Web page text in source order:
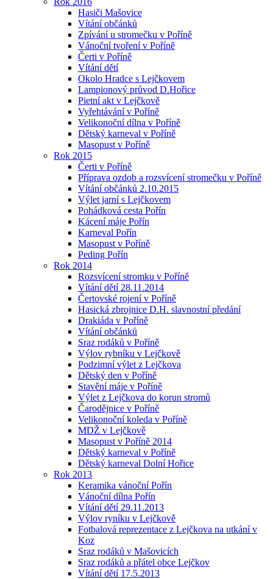
Hasiči Mašovice
Vítání občánků
Zpívání u stromečku v Poříně
Vánoční tvoření v Poříně
Čerti v Poříně
Vítání dětí
Okolo Hradce s Lejčkovem
Lampionový průvod D.Hořice
Pietní akt v Lejčkově
Vyřehtávání v Poříně
Velikonoční dílna v Poříně
Dětský karneval v Poříně
Masopust v Poříně
Rok 2015
Čerti v Poříně
Příprava ozdob a rozsvícení stromečku v Poříně
Vítání občánků 2.10.2015
Výlet jarní s Lejčkovem
Pohádková cesta Pořín
Kácení máje Pořín
Karneval Pořín
Masopust v Poříně
Peding Pořín
Rok 2014
Rozsvícení stromku v Poříně
Vítání dětí 28.11.2014
Čertovské rojení v Poříně
Hasická zbrojnice D.H. slavnostní předání
Drakiáda v Poříně
Vítání občánků
Sraz rodáků v Poříně
Výlov rybníku v Lejčkově
Podzimní výlet z Lejčkova
Dětský den v Poříně
Stavění máje v Poříně
Výlet z Lejčkova do korun stromů
Čarodějnice v Poříně
Velikonoční koleda v Poříně
MDŽ v Lejčkově
Masopust v Poříně 2014
Dětský karneval v Poříně
Dětský karneval Dolní Hořice
Rok 2013
Keramika vánoční Pořín
Vánoční dílna Pořín
Vítání dětí 29.11.2013
Výlov ryníku v Lejčkově
Fotbalová reprezentace z Lejčkova na utkání v
Koz
Sraz rodáků v Mašovicích
Sraz rodáků a přátel obce Lejčkov
Vítání dětí 17.5.2013